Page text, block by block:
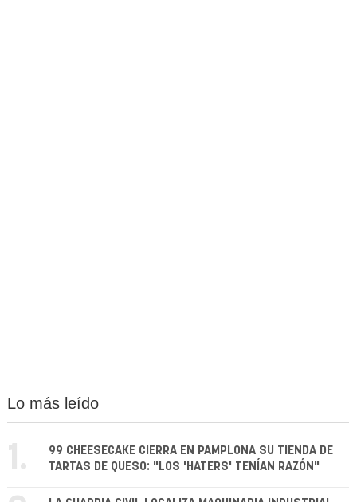
Lo más leído
1.
99 CHEESECAKE CIERRA EN PAMPLONA SU TIENDA DE
TARTAS DE QUESO: "LOS 'HATERS' TENÍAN RAZÓN"